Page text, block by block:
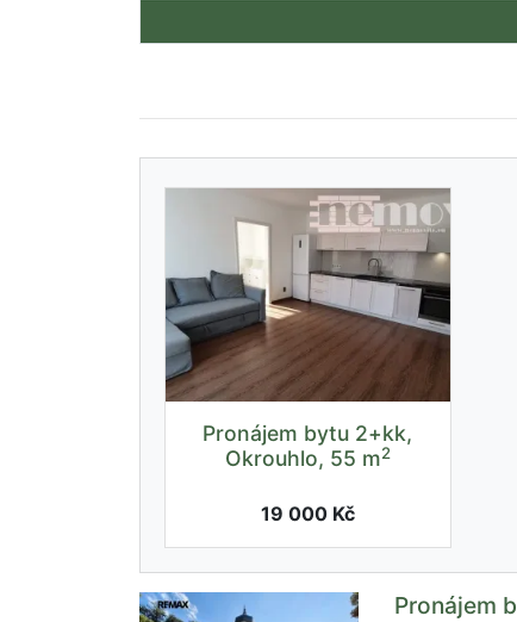
Pronájem bytu 2+kk,
Okrouhlo, 55 m2
19 000 Kč
Pronájem